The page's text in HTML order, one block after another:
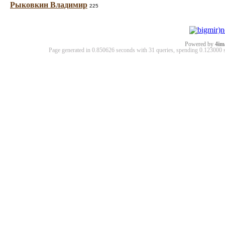
Рыковкин Владимир 225
Powered by
Page generated in 0.850626 seconds with 31 queries, spending